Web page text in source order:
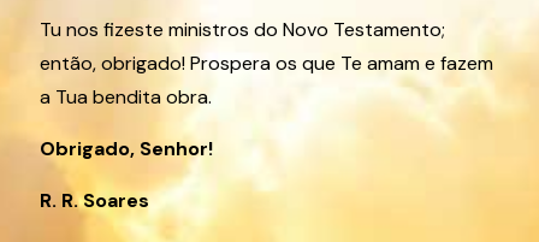
Tu nos fizeste ministros do Novo Testamento;
então, obrigado! Prospera os que Te amam e fazem
a Tua bendita obra.
Obrigado, Senhor!
R. R. Soares